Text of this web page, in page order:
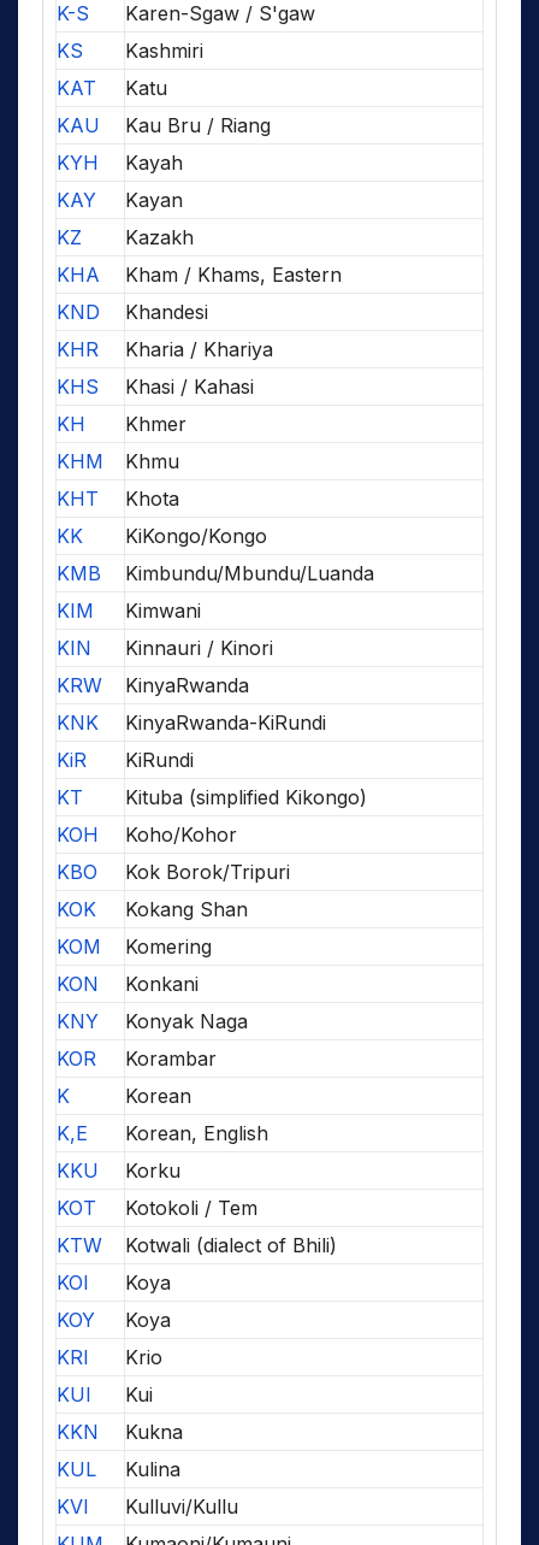
K-S
Karen-Sgaw / S'gaw
KS
Kashmiri
KAT
Katu
KAU
Kau Bru / Riang
KYH
Kayah
KAY
Kayan
KZ
Kazakh
KHA
Kham / Khams, Eastern
KND
Khandesi
KHR
Kharia / Khariya
KHS
Khasi / Kahasi
KH
Khmer
KHM
Khmu
KHT
Khota
KK
KiKongo/Kongo
KMB
Kimbundu/Mbundu/Luanda
KIM
Kimwani
KIN
Kinnauri / Kinori
KRW
KinyaRwanda
KNK
KinyaRwanda-KiRundi
KiR
KiRundi
KT
Kituba (simplified Kikongo)
KOH
Koho/Kohor
KBO
Kok Borok/Tripuri
KOK
Kokang Shan
KOM
Komering
KON
Konkani
KNY
Konyak Naga
KOR
Korambar
K
Korean
K,E
Korean, English
KKU
Korku
KOT
Kotokoli / Tem
KTW
Kotwali (dialect of Bhili)
KOI
Koya
KOY
Koya
KRI
Krio
KUI
Kui
KKN
Kukna
KUL
Kulina
KVI
Kulluvi/Kullu